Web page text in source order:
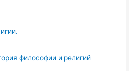
философии и религий